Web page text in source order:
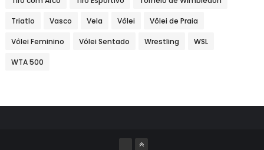
Triatlo Vasco Vela Vôlei Vôlei de Praia
Vôlei Feminino Vôlei Sentado Wrestling WSL
WTA 500